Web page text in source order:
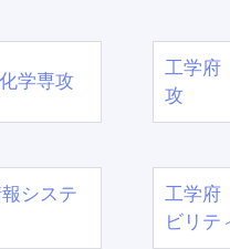
学専攻
工学府
攻
システ
工学府
ビリテ